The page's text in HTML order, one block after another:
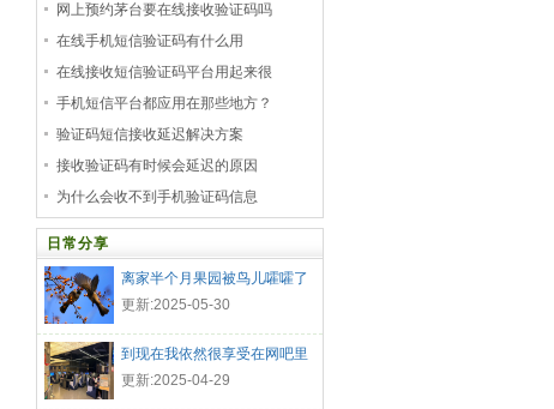
网上预约茅台要在线接收验证码吗
在线手机短信验证码有什么用
在线接收短信验证码平台用起来很
手机短信平台都应用在那些地方？
验证码短信接收延迟解决方案
接收验证码有时候会延迟的原因
为什么会收不到手机验证码信息
日常分享
离家半个月果园被鸟儿嚯嚯了
更新:2025-05-30
到现在我依然很享受在网吧里
的生
更新:2025-04-29